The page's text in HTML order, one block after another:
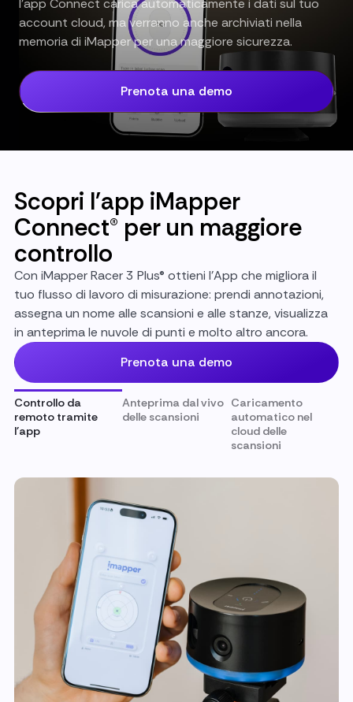
l'app Connect carica automaticamente i dati sul tuo
account cloud, ma verranno anche archiviati nella
memoria di iMapper per una maggiore sicurezza.
Prenota una demo
Scopri l'app iMapper
Connect® per un maggiore
controllo
Con iMapper Racer 3 Plus® ottieni l'App che migliora il
tuo flusso di lavoro di misurazione: prendi annotazioni,
assegna un nome alle scansioni e alle stanze, visualizza
in anteprima le nuvole di punti e molto altro ancora.
Prenota una demo
Controllo da
remoto tramite
l'app
Anteprima dal vivo
delle scansioni
Caricamento
automatico nel
cloud delle
scansioni